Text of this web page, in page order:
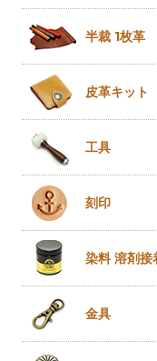
半裁 1枚革
皮革キット
工具
刻印
染料 溶剤接
金具